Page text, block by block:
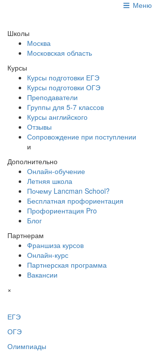
Меню
Школы
Москва
Московская область
Курсы
Курсы подготовки ЕГЭ
Курсы подготовки ОГЭ
Преподаватели
Группы для 5-7 классов
Курсы английского
Отзывы
Сопровождение при поступлении
и
Дополнительно
Онлайн-обучение
Летняя школа
Почему Lancman School?
Бесплатная профориентация
Профориентация Pro
Блог
Партнерам
Франшиза курсов
Онлайн-курс
Партнерская программа
Вакансии
×
ЕГЭ
ОГЭ
Олимпиады